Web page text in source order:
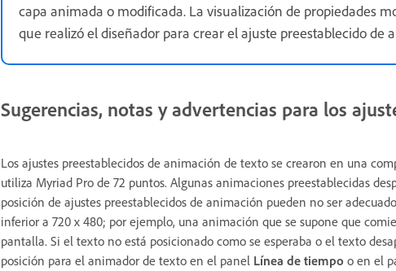
capa animada o modificada. La visualización de propiedades
que realizó el diseñador para crear el ajuste preestablecido de
Sugerencias, notas y advertencias para los
Los ajustes preestablecidos de animación de texto se crearon en una
utiliza Myriad Pro de 72 puntos. Algunas animaciones preestablecidas
posición de ajustes preestablecidos de animación pueden no ser
inferior a 720 x 480; por ejemplo, una animación que se supone que
pantalla. Si el texto no está posicionado como se esperaba o el texto
posición para el animador de texto en el panel Línea de tiempo o en el